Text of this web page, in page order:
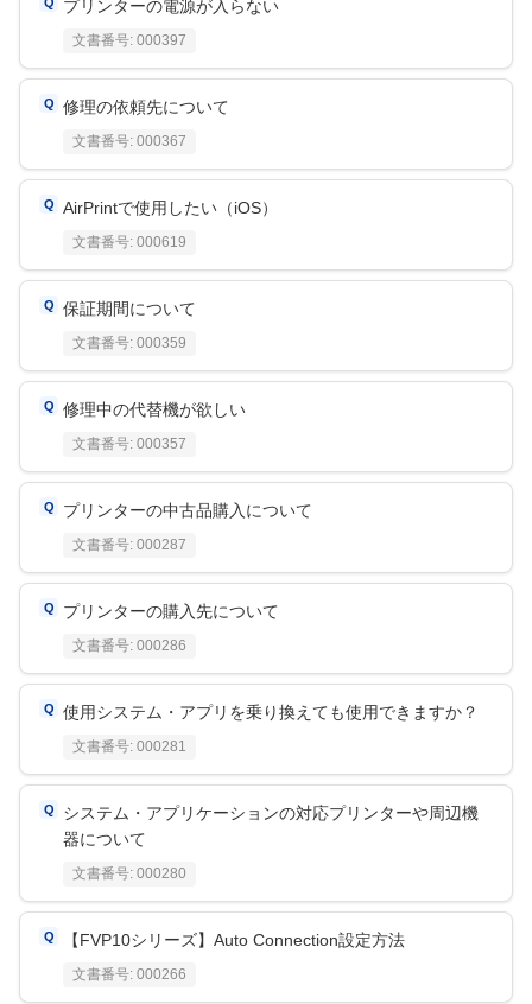
プリンターの電源が入らない
文書番号: 000397
修理の依頼先について
文書番号: 000367
AirPrintで使用したい（iOS）
文書番号: 000619
保証期間について
文書番号: 000359
修理中の代替機が欲しい
文書番号: 000357
プリンターの中古品購入について
文書番号: 000287
プリンターの購入先について
文書番号: 000286
使用システム・アプリを乗り換えても使用できますか？
文書番号: 000281
システム・アプリケーションの対応プリンターや周辺機
器について
文書番号: 000280
【FVP10シリーズ】Auto Connection設定方法
文書番号: 000266